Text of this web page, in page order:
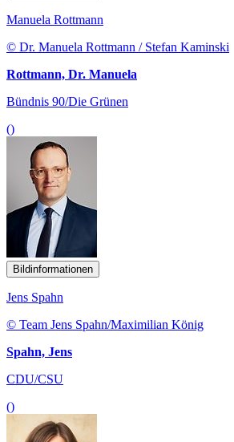
Manuela Rottmann
© Dr. Manuela Rottmann / Stefan Kaminski
Rottmann, Dr. Manuela
Bündnis 90/Die Grünen
()
Bildinformationen
Jens Spahn
© Team Jens Spahn/Maximilian König
Spahn, Jens
CDU/CSU
()